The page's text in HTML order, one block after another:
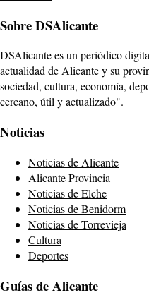
Sobre DSAlicante
DSAlicante es un periódico
actualidad de Alicante y su
sociedad, cultura, economía,
cercano, útil y actualizado".
Noticias
Noticias de Alicante
Alicante Provincia
Noticias de Elche
Noticias de Benidorm
Noticias de Torrevieja
Cultura
Deportes
Guías de Alicante